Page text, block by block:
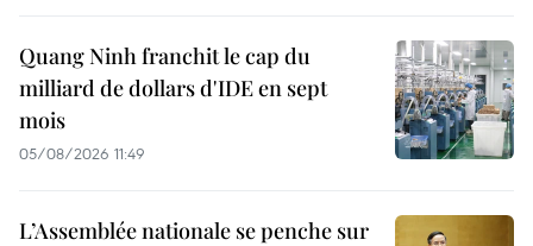
Quang Ninh franchit le cap du
milliard de dollars d'IDE en sept
mois
05/08/2026 11:49
L’Assemblée nationale se penche sur